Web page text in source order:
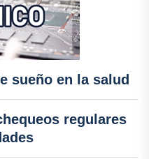
sueño en la salud
regulares